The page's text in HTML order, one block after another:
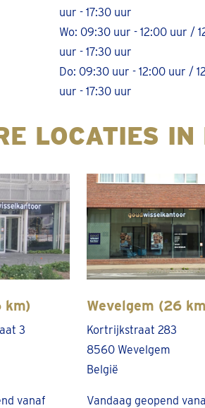
uur - 17:30 uur
Wo: 09:30 uur - 12:00 uur /
uur - 17:30 uur
Do: 09:30 uur - 12:00 uur /
uur - 17:30 uur
LOCATIES
3
vanaf
Wevelgem (26
Kortrijkstraat 283
8560 Wevelgem
België
Vandaag geopend